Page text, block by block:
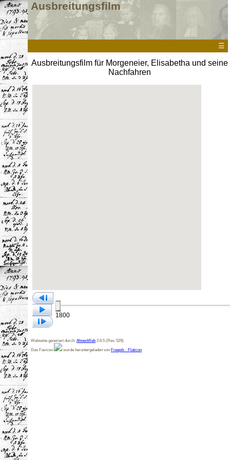
Ausbreitungsfilm
☰
Ausbreitungsfilm für Morgeneier, Elisabetha und seine
Nachfahren
1800
Webseite generiert durch: AhnenWeb 2.6.5 (Rev. 529)
Das Favicon
wurde heruntergeladen von Freepik - Flaticon